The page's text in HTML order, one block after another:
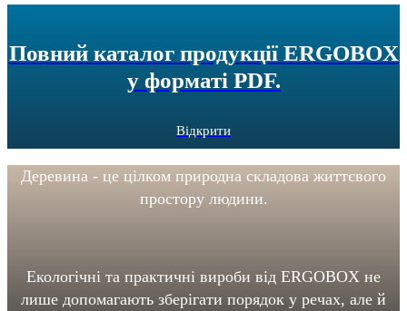
Повний каталог продукції ERGOBOX
у форматі PDF.
Відкрити
Деревина - це цілком природна складова життєвого
простору людини.
Екологічні та практичні вироби від ERGOBOX не
лише допомагають зберігати порядок у речах, але й